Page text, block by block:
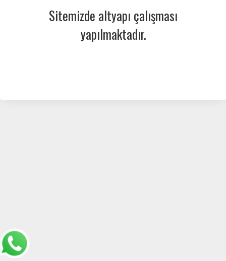
Sitemizde altyapı çalışması
yapılmaktadır.